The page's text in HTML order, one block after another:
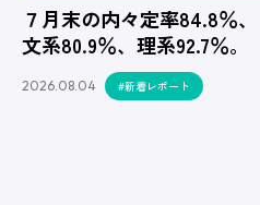
７月末の内々定率84.8％
文系80.9％、理系92.7％。
2026.08.04 #新着レポート